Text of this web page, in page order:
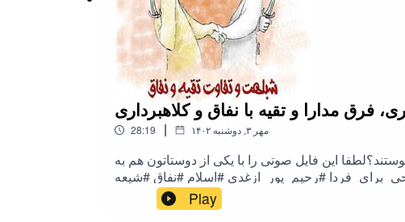
فرق مدارا و تقیه با نفاق و کلاهبرداری
28:19 | ۱۴۰۲ مهر ۳, دوشنبه
این فایل صوتی را با یکی از دوستاتون هم به
Play